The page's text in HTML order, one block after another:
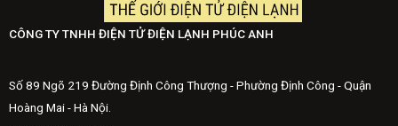
CÔNG TY TNHH ĐIỆN TỬ ĐIỆN LẠNH PHÚC ANH
Số 89 Ngõ 219 Đường Định Công Thượng - Phường Định Công - Quận
Hoàng Mai - Hà Nội.